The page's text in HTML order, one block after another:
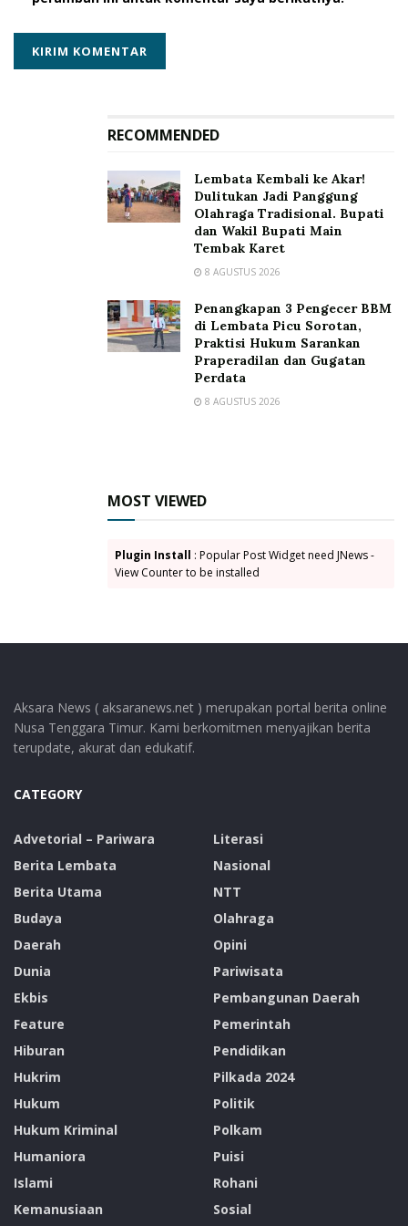
telah dilakukan penyitaan dan untuk selanjutnya akan
dimintakan persetujuan penyitaan ke Pengadilan
Negeri Lembata.” Tuntas Risal Hidayat.
Moh. Risal HidayatRECOMMENDED
Lembata Kembali ke Akar!
Dulitukan Jadi Panggung
Olahraga Tradisional. Bupati
dan Wakil Bupati Main
Tembak Karet
8 AGUSTUS 2026
Penangkapan 3 Pengecer BBM
di Lembata Picu Sorotan,
Praktisi Hukum Sarankan
Praperadilan dan Gugatan
Perdata
8 AGUSTUS 2026
MOST VIEWED
Plugin Install : Popular Post Widget need JNews -
View Counter to be installed
Aksara News ( aksaranews.net ) merupakan portal berita online
Nusa Tenggara Timur. Kami berkomitmen menyajikan berita
terupdate, akurat dan edukatif.
CATEGORY
Advetorial – Pariwara
Berita Lembata
Berita Utama
Budaya
Daerah
Dunia
Ekbis
Feature
Hiburan
Hukrim
Hukum
Hukum Kriminal
Humaniora
Islami
Kemanusiaan
Literasi
Nasional
NTT
Olahraga
Opini
Pariwisata
Pembangunan Daerah
Pemerintah
Pendidikan
Pilkada 2024
Politik
Polkam
Puisi
Rohani
Sosial